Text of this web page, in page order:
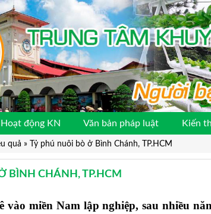
Hoạt động KN Văn bản pháp luật Kiến
quả » Tỷ phú nuôi bò ở Bình Chánh, TP.HCM
BÌNH CHÁNH, TP.HCM
vào miền Nam lập nghiệp, sau nhiều